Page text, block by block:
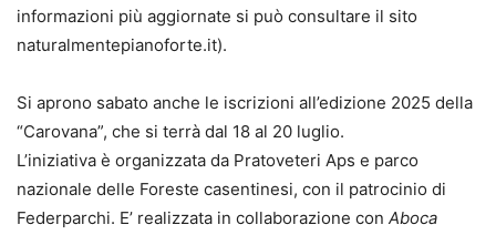
informazioni più aggiornate si può consultare il sito
naturalmentepianoforte.it).
Si aprono sabato anche le iscrizioni all’edizione 2025 della
“Carovana”, che si terrà dal 18 al 20 luglio.
L’iniziativa è organizzata da Pratoveteri Aps e parco
nazionale delle Foreste casentinesi, con il patrocinio di
Federparchi. E’ realizzata in collaborazione con Aboca